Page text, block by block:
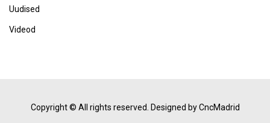
Uudised
Videod
Copyright © All rights reserved. Designed by CncMadrid